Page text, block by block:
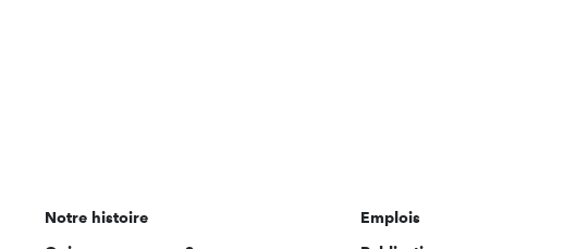
Notre histoire Emplois